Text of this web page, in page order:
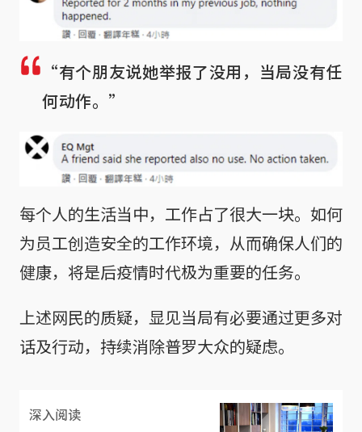
“有个朋友说她举报了没用，当局没有任
何动作。”
每个人的生活当中，工作占了很大一块。如何
为员工创造安全的工作环境，从而确保人们的
健康，将是后疫情时代极为重要的任务。
上述网民的质疑，显见当局有必要通过更多对
话及行动，持续消除普罗大众的疑虑。
深入阅读